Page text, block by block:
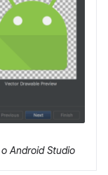
Android Studio